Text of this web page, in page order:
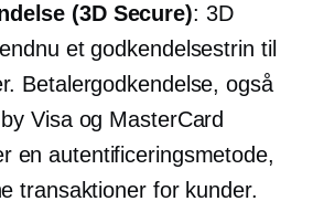
(3D Secure): 3D
et godkendelsestrin til
Betalergodkendelse, også
Visa og MasterCard
en autentificeringsmetode,
transaktioner for kunder.